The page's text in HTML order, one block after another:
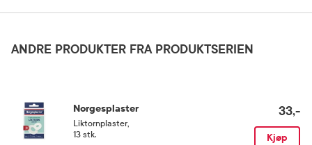
Oppbevaringsbetingelser
ANDRE PRODUKTER FRA PRODUKTSERIEN
Norgesplaster
Liktornplaster
13 stk.
33,-
Kjøp